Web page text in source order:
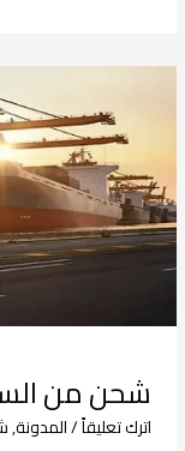
شحن من
اترك تعليقاً/المدونة,
السعودية
إلى
تونس